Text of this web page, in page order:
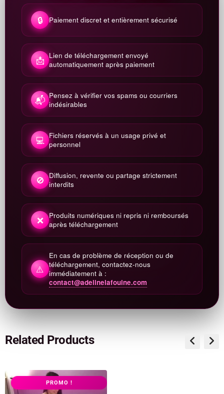
🔒 Paiement discret et entièrement sécurisé
📩 Lien de téléchargement envoyé
automatiquement après paiement
📬 Pensez à vérifier vos spams ou courriers
indésirables
💻 Fichiers réservés à un usage privé et
personnel
🚫 Diffusion, revente ou partage strictement
interdits
❌
Produits numériques ni repris ni remboursés
après téléchargement
⚠️
En cas de problème de réception ou de
téléchargement, contactez-nous
immédiatement à :
contact@adelinelafouine.com
Related Products
PROMO !